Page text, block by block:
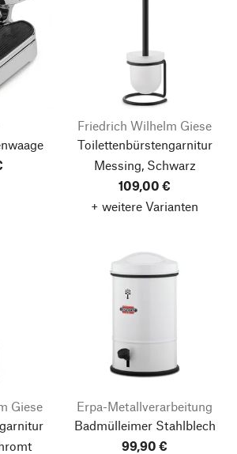
Friedrich Wilhelm Giese
Toilettenbürstengarnitur
Messing, Schwarz
109,00 €
+ weitere Varianten
Giese
Erpa-Metallverarbeitung
Badmülleimer Stahlblech
99,90 €